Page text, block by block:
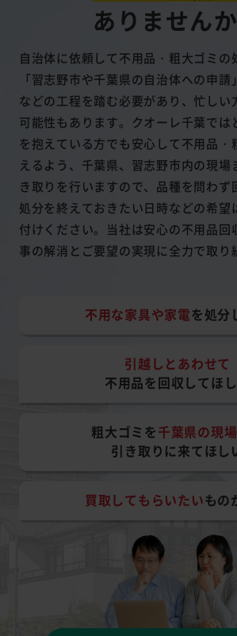
ありません
自治体に依頼して不用品・粗大ゴミの
「習志野市や千葉県の自治体への申請
などの工程を踏む必要があり、忙しい
可能性もあります。クオーレ千葉では
を抱えている方でも安心して不用品・
えるよう、千葉県、習志野市内の現場
き取りを行いますので、品種を問わず
処分を終えておきたい日時などの希望
付けください。当社は安心の不用品回
事の解消とご要望の実現に全力で取り
不用な家具や家電を処分
引越しとあわせて
不用品を回収してほ
粗大ゴミを千葉県の現
引き取りに来てほし
買取してもらいたいもの